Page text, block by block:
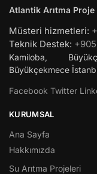
Atlantik Arıtma
Müsteri hizmetleri:
Teknik Destek:
Kamiloba,
Büyükçekmece
Facebook Twitter
KURUMSAL
Ana Sayfa
Hakkımızda
Su Arıtma Projeleri